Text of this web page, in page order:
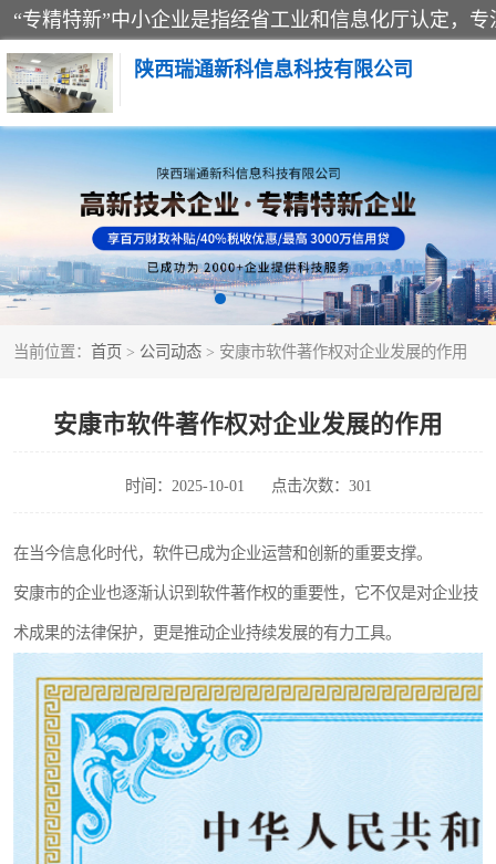
陕西瑞通新科信息科技有限公司
当前位置： 首页 > 公司动态 > 安康市软件著作权对企业发展的作用
安康市软件著作权对企业发展的作用
时间：2025-10-01 点击次数：301
在当今信息化时代，软件已成为企业运营和创新的重要支撑。
安康市的企业也逐渐认识到软件著作权的重要性，它不仅是对企业技
术成果的法律保护，更是推动企业持续发展的有力工具。